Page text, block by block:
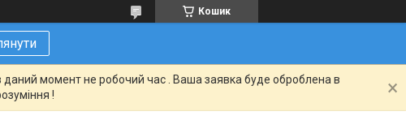
Кошик
даний момент не робочий час . Ваша заявка буде оброблена в
!